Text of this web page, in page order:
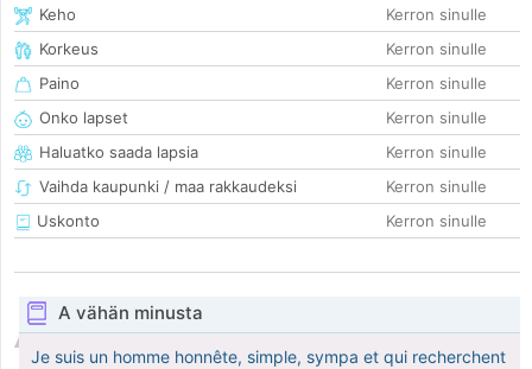
Keho
Kerron sinulle
Korkeus
Kerron sinulle
Paino
Kerron sinulle
Onko lapset
Kerron sinulle
Haluatko saada lapsia
Kerron sinulle
Vaihda kaupunki / maa rakkaudeksi
Kerron sinulle
Uskonto
Kerron sinulle
A vähän minusta
Je suis un homme honnête, simple, sympa et qui recherchent